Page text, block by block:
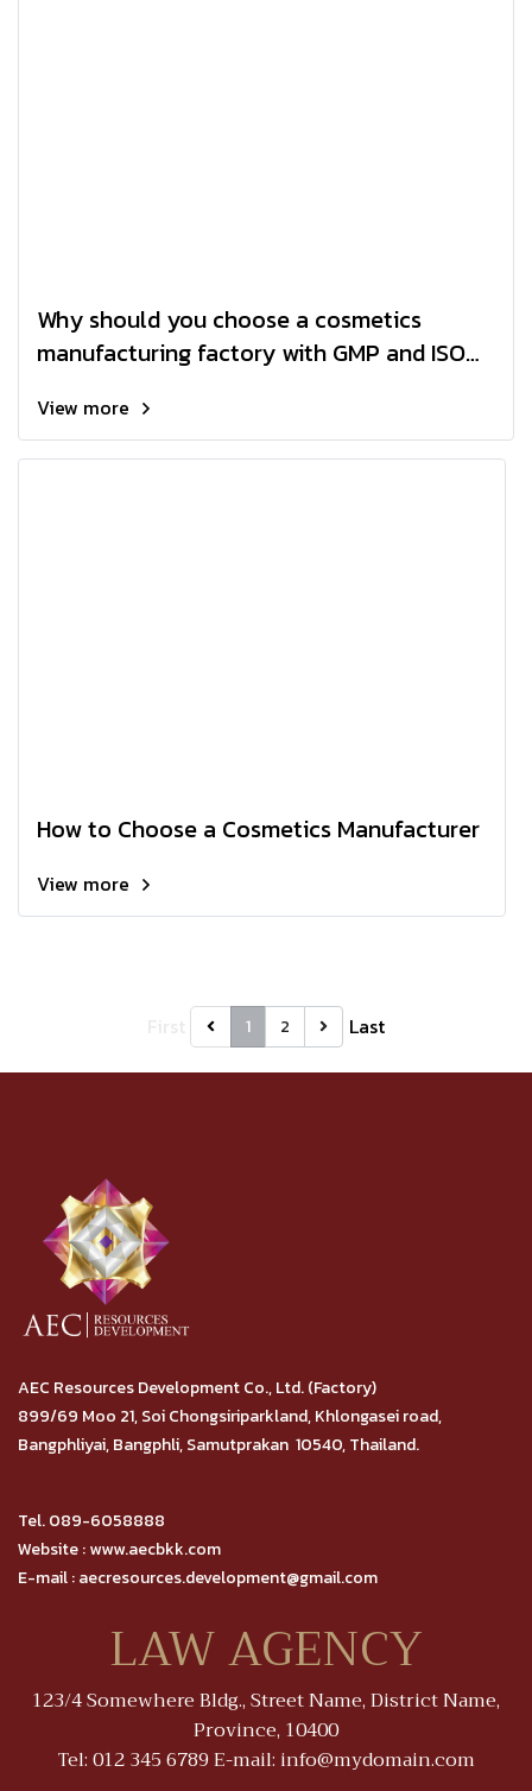
Why should you choose a cosmetics
manufacturing factory with GMP and ISO
View more
How to Choose a Cosmetics Manufacturer
View more
1 2 Last
AEC Resources Development Co., Ltd. (Factory)
899/69 Moo 21, Soi Chongsiriparkland, Khlongasei road,
Bangphliyai, Bangphli, Samutprakan 10540, Thailand.
Tel. 089-6058888
Website : www.aecbkk.com
E-mail : aecresources.development@gmail.com
LAW AGENCY
123/4 Somewhere Bldg., Street Name, District Name,
Province, 10400
Tel: 012 345 6789 E-mail: info@mydomain.com